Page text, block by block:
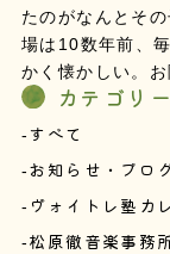
カテゴリー
すべて
お知らせ・ブロ
ヴォイトレ塾カ
松原徹音楽事務
たのがなんとそ
場は10数年前、
かく懐かしい。